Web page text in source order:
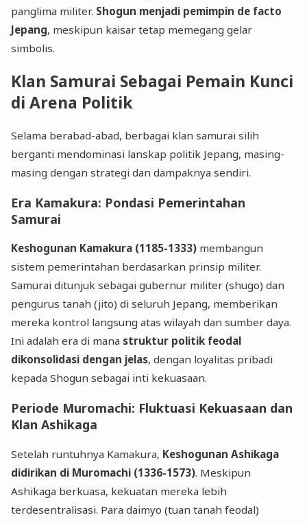
panglima militer. Shogun menjadi pemimpin de facto
Jepang, meskipun kaisar tetap memegang gelar
simbolis.
Klan Samurai Sebagai Pemain Kunci
di Arena Politik
Selama berabad-abad, berbagai klan samurai silih
berganti mendominasi lanskap politik Jepang, masing-
masing dengan strategi dan dampaknya sendiri.
Era Kamakura: Pondasi Pemerintahan
Samurai
Keshogunan Kamakura (1185-1333) membangun
sistem pemerintahan berdasarkan prinsip militer.
Samurai ditunjuk sebagai gubernur militer (shugo) dan
pengurus tanah (jito) di seluruh Jepang, memberikan
mereka kontrol langsung atas wilayah dan sumber daya.
Ini adalah era di mana struktur politik feodal
dikonsolidasi dengan jelas, dengan loyalitas pribadi
kepada Shogun sebagai inti kekuasaan.
Periode Muromachi: Fluktuasi Kekuasaan dan
Klan Ashikaga
Setelah runtuhnya Kamakura, Keshogunan Ashikaga
didirikan di Muromachi (1336-1573). Meskipun
Ashikaga berkuasa, kekuatan mereka lebih
terdesentralisasi. Para daimyo (tuan tanah feodal)